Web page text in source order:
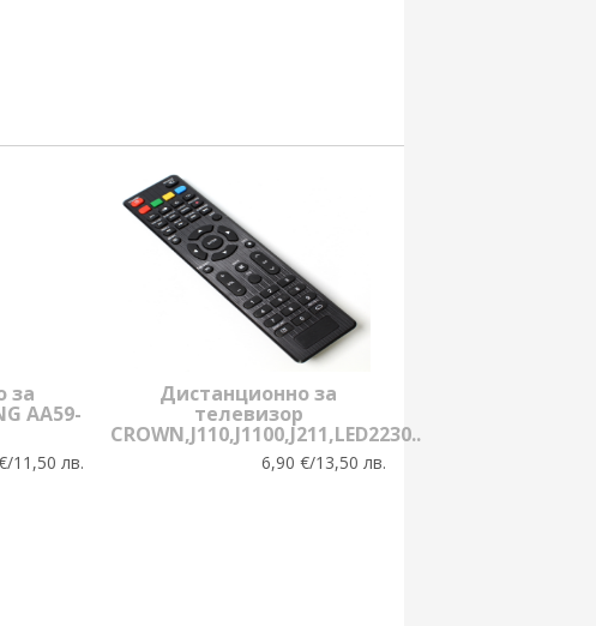
за
AA59-
11,50 лв.
Дистанционно за
телевизор
CROWN,J110,J1100,J211,LED2230..
6,90 €/13,50 лв.